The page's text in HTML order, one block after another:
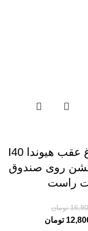
چراغ عقب هیوندا I40
روی صندوق
راست
تومان
تومان